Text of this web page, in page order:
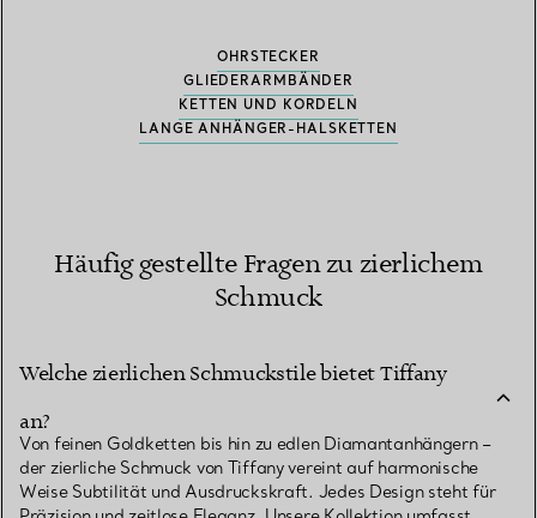
OHRSTECKER
GLIEDERARMBÄNDER
KETTEN UND KORDELN
LANGE ANHÄNGER-HALSKETTEN
Häufig gestellte Fragen zu zierlichem
Schmuck
Welche zierlichen Schmuckstile bietet Tiffany
an?
Von feinen Goldketten bis hin zu edlen Diamantanhängern –
der zierliche Schmuck von Tiffany vereint auf harmonische
Weise Subtilität und Ausdruckskraft. Jedes Design steht für